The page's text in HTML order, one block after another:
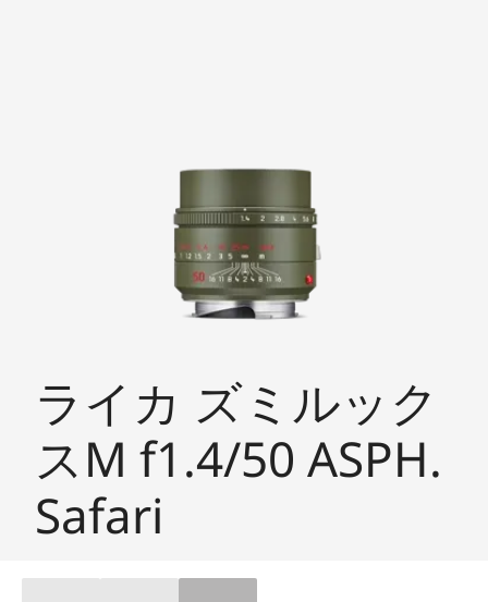
ライカ ズミルック
スM f1.4/50 ASPH.
Safari